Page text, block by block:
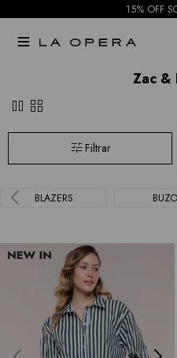
15% OFF

Zac &
pause grid_view
BLAZERS